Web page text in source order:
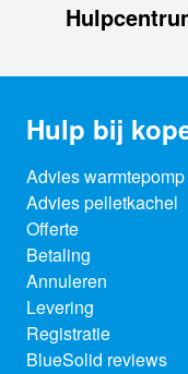
Hulp bij
Advies warmtepomp
Advies pelletkachel
Offerte
Betaling
Annuleren
Levering
Registratie
BlueSolid reviews